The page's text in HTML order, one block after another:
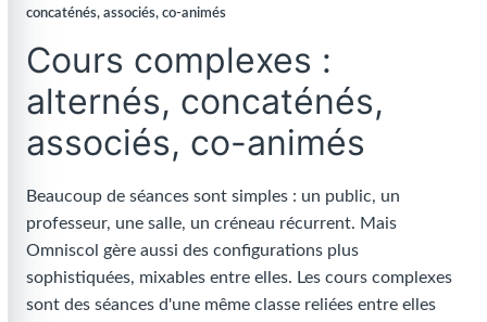
concaténés, associés, co-animés
Cours complexes :
alternés, concaténés,
associés, co-animés
Beaucoup de séances sont simples : un public, un
professeur, une salle, un créneau récurrent. Mais
Omniscol gère aussi des configurations plus
sophistiquées, mixables entre elles. Les cours complexes
sont des séances d'une même classe reliées entre elles